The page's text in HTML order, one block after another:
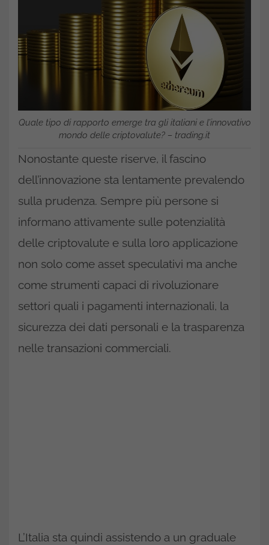
Quale tipo di rapporto emerge tra gli italiani e l’innovativo
mondo delle criptovalute? – trading.it
Nonostante queste riserve, il fascino
dell’innovazione sta lentamente prevalendo
sulla prudenza. Sempre più persone si
informano attivamente sulle potenzialità
delle criptovalute e sulla loro applicazione
non solo come asset speculativi ma anche
come strumenti capaci di rivoluzionare
settori quali i pagamenti internazionali, la
sicurezza dei dati personali e la trasparenza
nelle transazioni commerciali.
L’Italia sta quindi assistendo a un graduale